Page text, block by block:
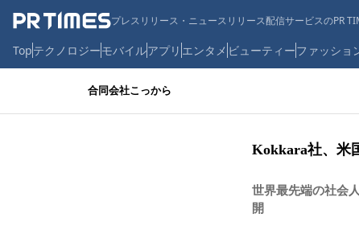
プレスリリース・ニュースリリース配信サービスのPR
Topテクノロジーモバイルアプリ エンタメ ビューティーファッショ
合同会社こっから
Kokkara社、米
世界最先端の社会
開